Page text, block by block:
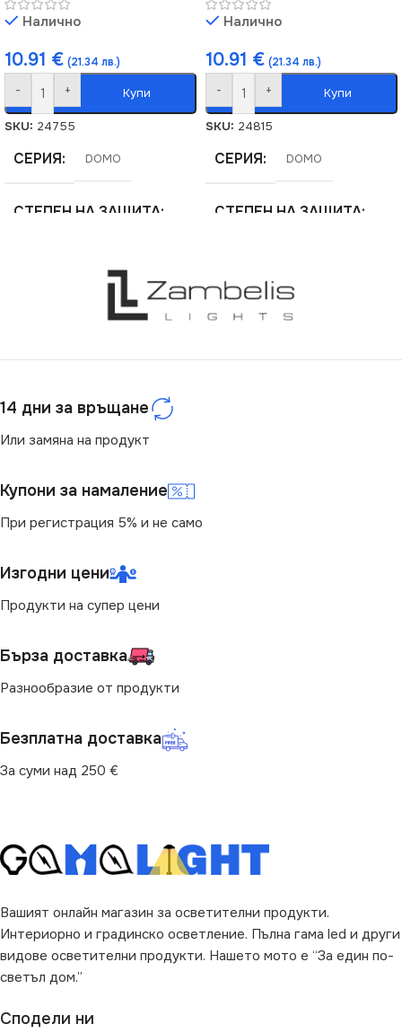
Налично
10.91 € (21.34 лв.)
- + Купи
SKU: 24755
СЕРИЯ DOMO
СТЕПЕН НА ЗАЩИТА
МАРКА KANLUX
РОЗЕТКА
Налично
10.91 € (21.34 лв.)
- + Купи
SKU: 24815
СЕРИЯ DOMO
СТЕПЕН НА ЗАЩИТА
МАРКА KANLUX
14 дни за връщане
Или замяна на продукт
Купони за намаление
При регистрация 5% и не само
Изгодни цени
Продукти на супер цени
Бърза доставка
Разнообразие от продукти
Безплатна доставка
За суми над 250 €
Вашият онлайн магазин за осветителни продукти.
Интериорно и градинско осветление. Пълна гама led и други
видове осветителни продукти. Нашето мото е “За един по-
светъл дом.”
Сподели ни